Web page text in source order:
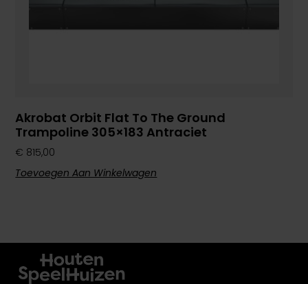
Akrobat Orbit Flat To The Ground
Trampoline 305×183 Antraciet
€ 815,00
Toevoegen Aan Winkelwagen